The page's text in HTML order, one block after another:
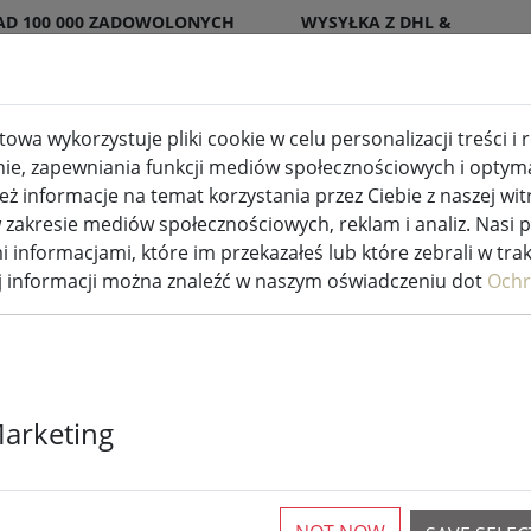
100 000 ZADOWOLONYCH
WYSYŁKA Z DHL &
i zewnętrzne
Kuchnia i jedzenie
Lumineo
choinkowe
zewnętrzny
wykorzystuje pliki cookie w celu personalizacji treści i
zapewniania funkcji mediów społecznościowych i
informacje na temat korzystania przez Ciebie z naszej
mediów społecznościowych, reklam i analiz. Nasi
informacjami, które im przekazałeś lub które zebrali w
informacji można znaleźć w naszym oświadczeniu dot